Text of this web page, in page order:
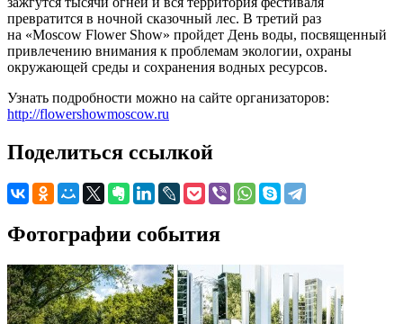
превратится в ночной сказочный лес. В третий раз
на «Moscow Flower Show» пройдет День воды, посвященный
привлечению внимания к проблемам экологии, охраны
окружающей среды и сохранения водных ресурсов.
Узнать подробности можно на сайте организаторов:
http://flowershowmoscow.ru
Поделиться ссылкой
Фотографии события